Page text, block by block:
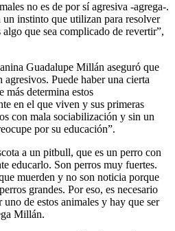
no es de por sí agresiva -agrega-.
instinto que utilizan para resolver
que sea complicado de revertir”,
Guadalupe Millán aseguró que
Puede haber una cierta
más determina estos
en el que viven y sus primeras
con mala sociabilización y sin un
por su educación”.
a un pitbull, que es un perro con
educarlo. Son perros muy fuertes.
muerden y no son noticia porque
grandes. Por eso, es necesario
de estos animales y hay que ser
Millán.